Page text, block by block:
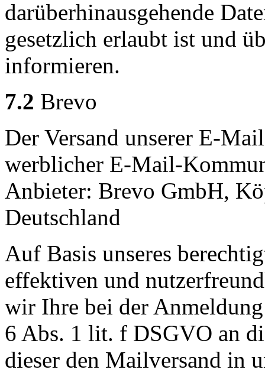
darüberhinausgehende
gesetzlich erlaubt ist und
informieren.
7.2 Brevo
Der Versand unserer E-
werblicher E-Mail-
Anbieter: Brevo GmbH,
Deutschland
Auf Basis unseres
effektiven und
wir Ihre bei der
6 Abs. 1 lit. f DSGVO an
dieser den Mailversand in